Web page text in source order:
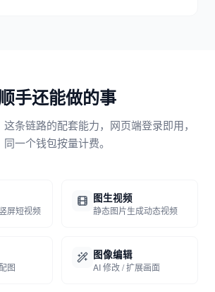
手还能做的事
条链路的配套能力，网页端登录即用，
同一个钱包按量计费。
屏短视频
图生视频
静态图片生成动态视频
图
图像编辑
AI 修改 / 扩展画面